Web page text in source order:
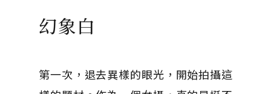
幻象白
第一次，退去異樣的眼光，開始拍攝這